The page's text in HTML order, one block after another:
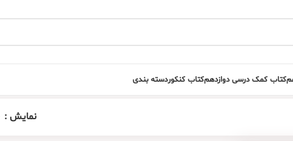
کتاب کمک درسی دوازدهمکتاب کنکوردسته بندی
نمایش